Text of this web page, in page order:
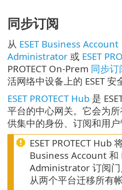
同步订阅
从 ESET Business Account
Administrator 或 ESET
PROTECT On-Prem 同步订
活网络中设备上的 ESET 安
ESET PROTECT Hub 是
平台的中心网关。它会为所
供集中的身份、订阅和用户
ESET PROTECT Hub
Business Account 和
Administrator 订阅门
从两个平台迁移所有